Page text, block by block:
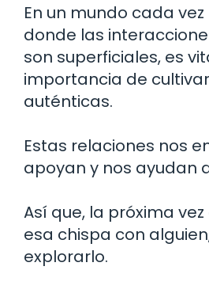
En un mundo cada
donde las
son superficiales, es
importancia de
auténticas.
Estas relaciones nos
apoyan y nos ayudan
Así que, la próxima
esa chispa con
explorarlo.